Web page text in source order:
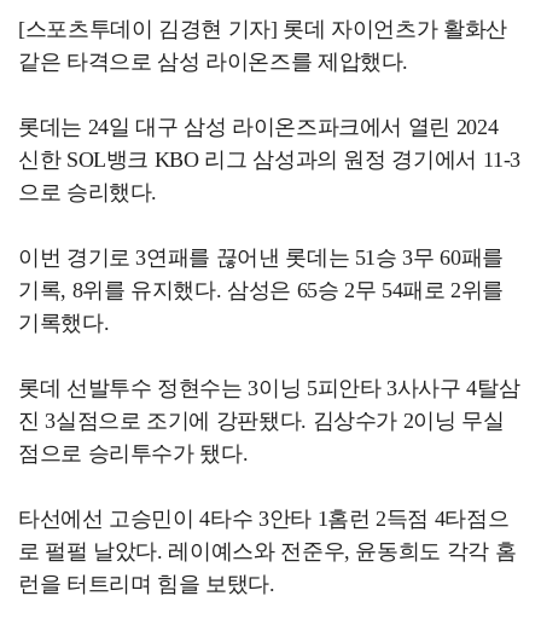
[스포츠투데이 김경현 기자] 롯데 자이언츠가 활화산
같은 타격으로 삼성 라이온즈를 제압했다.
롯데는 24일 대구 삼성 라이온즈파크에서 열린 2024
신한 SOL뱅크 KBO 리그 삼성과의 원정 경기에서 11-3
으로 승리했다.
이번 경기로 3연패를 끊어낸 롯데는 51승 3무 60패를
기록, 8위를 유지했다. 삼성은 65승 2무 54패로 2위를
기록했다.
롯데 선발투수 정현수는 3이닝 5피안타 3사사구 4탈삼
진 3실점으로 조기에 강판됐다. 김상수가 2이닝 무실
점으로 승리투수가 됐다.
타선에선 고승민이 4타수 3안타 1홈런 2득점 4타점으
로 펄펄 날았다. 레이예스와 전준우, 윤동희도 각각 홈
런을 터트리며 힘을 보탰다.